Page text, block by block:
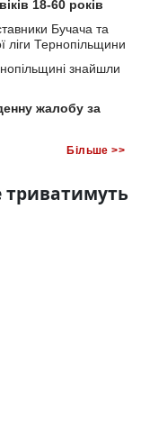
18-60 років
Бучача та
ліги Тернопільщини
знайшли
жалобу за
Більше >>
триватимуть